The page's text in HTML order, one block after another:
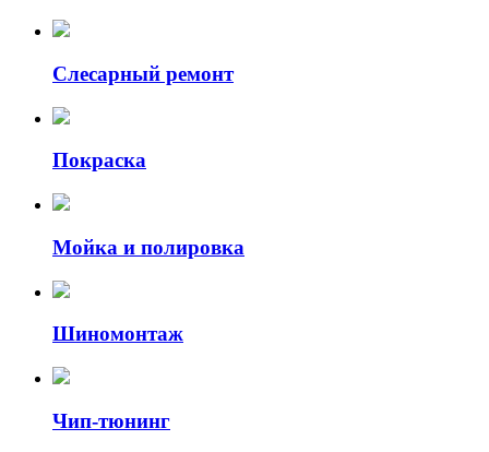
Слесарный ремонт
Покраска
Мойка и полировка
Шиномонтаж
Чип-тюнинг